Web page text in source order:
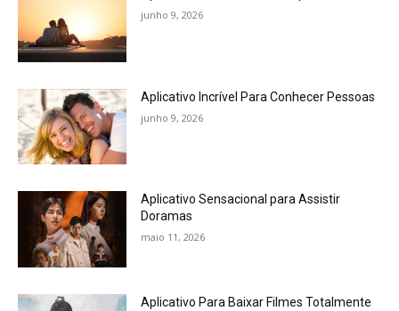
junho 9, 2026
Aplicativo Incrível Para Conhecer Pessoas
junho 9, 2026
Aplicativo Sensacional para Assistir
Doramas
maio 11, 2026
Aplicativo Para Baixar Filmes Totalmente